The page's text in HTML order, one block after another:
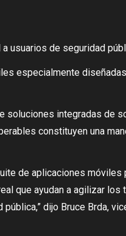
usuarios de seguridad
especialmente
integradas de
constituyen una
de aplicaciones
que ayudan a agilizar los
dijo Bruce Brda,